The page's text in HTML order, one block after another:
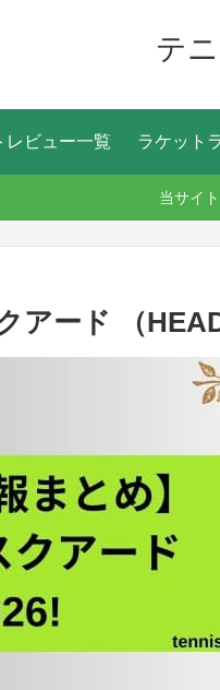
テ
レビュー一覧 ラケット
当サイ
アード （